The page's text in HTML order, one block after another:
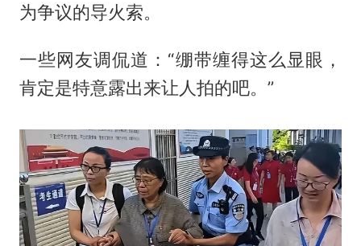
为争议的导火索。
一些网友调侃道：“绷带缠得这么显眼，
肯定是特意露出来让人拍的吧。”